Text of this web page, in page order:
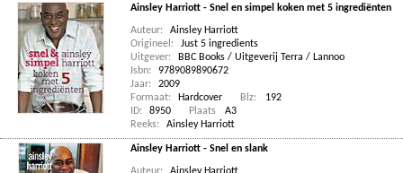
Ainsley Harriott - Snel en simpel koken met 5 ingrediënten
Auteur:
Ainsley Harriott
Origineel:
Just 5 ingredients
Uitgever:
BBC Books / Uitgeverij Terra / Lannoo
Isbn:
9789089890672
Jaar:
2009
Formaat:
Hardcover Blz:
192
ID:
8950 Plaats
A3
Reeks:
Ainsley Harriott
Ainsley Harriott - Snel en slank